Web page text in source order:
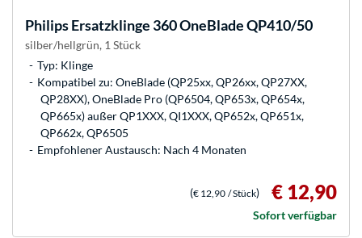
PhilipsErsatzklinge 360 OneBlade QP410/50
silber/hellgrün, 1 Stück
Typ: Klinge
Kompatibel zu: OneBlade (QP25xx, QP26xx, QP27XX,
QP28XX), OneBlade Pro (QP6504, QP653x, QP654x,
QP665x) außer QP1XXX, QI1XXX, QP652x, QP651x,
QP662x, QP6505
Empfohlener Austausch: Nach 4 Monaten
(€ 12,90 / Stück) € 12,90
Sofort verfügbar